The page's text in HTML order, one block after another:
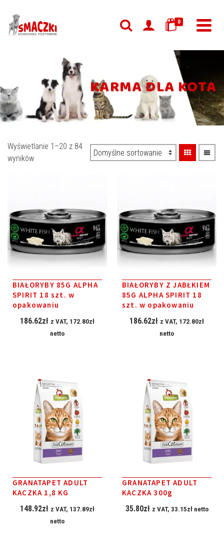
0
KARMA DLA KOTA
Wyświetlanie 1–20 z 84
wyników
BIAŁORYBY 85G ALPHA
SPIRIT 18 szt. w
opakowaniu
186.62zł z VAT, 172.80zł
netto
BIAŁORYBY Z JABŁKIEM
85G ALPHA SPIRIT 18
szt. w opakowaniu
186.62zł z VAT, 172.80zł
netto
GRANATAPET ADULT
KACZKA 1,8 KG
148.92zł z VAT, 137.89zł
netto
GRANATAPET ADULT
KACZKA 300g
35.80zł z VAT, 33.15złnetto